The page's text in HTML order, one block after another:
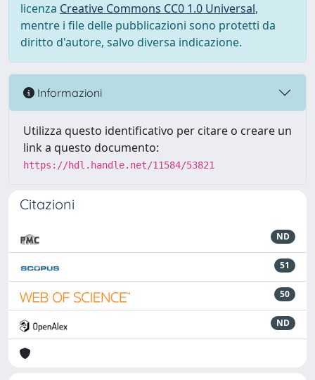
licenza Creative Commons CC0 1.0 Universal,
mentre i file delle pubblicazioni sono protetti da
diritto d'autore, salvo diversa indicazione.
Informazioni
Utilizza questo identificativo per citare o creare un
link a questo documento:
https://hdl.handle.net/11584/53821
Citazioni
ND
51
50
ND